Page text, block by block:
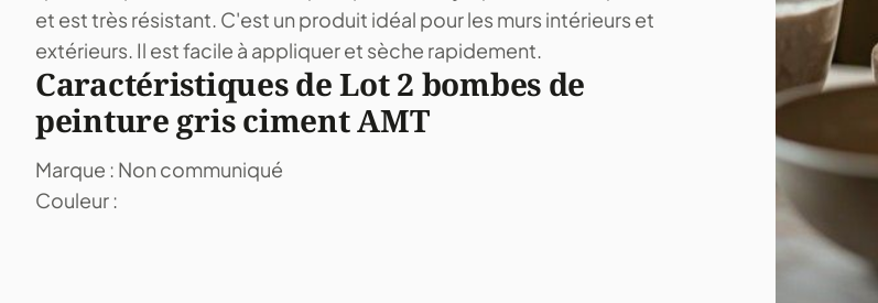
et est très résistant. C'est un produit idéal pour les murs intérieurs et
extérieurs. Il est facile à appliquer et sèche rapidement.
Caractéristiques de Lot 2 bombes de
peinture gris ciment AMT
Marque : Non communiqué
Couleur :